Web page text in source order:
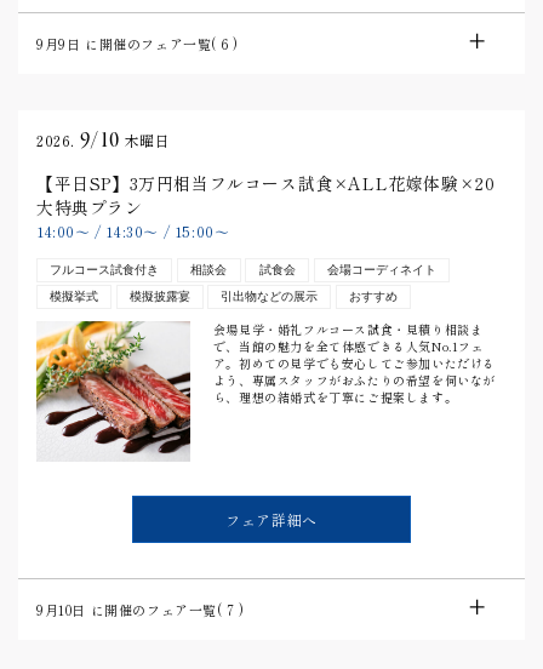
9月9日 に開催のフェア一覧( 6 )
2026. 9/10 木曜日
【平日SP】3万円相当フルコース試食×ALL花嫁体験×20
大特典プラン
14:00〜 / 14:30〜 / 15:00〜
フルコース試食付き 相談会 試食会
会場コーディネイト
模擬挙式
模擬披露宴 引出物などの展示 おすすめ
会場見学・婚礼フルコース試食・見積り相談ま
で、当館の魅力を全て体感できる人気No.1フェ
ア。初めての見学でも安心してご参加いただける
よう、専属スタッフがおふたりの希望を伺いなが
ら、理想の結婚式を丁寧にご提案します。
フェア詳細へ
9月10日 に開催のフェア一覧(7 )